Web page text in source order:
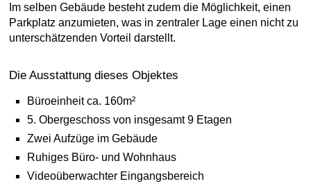
Im selben Gebäude besteht zudem die Möglichkeit, einen
Parkplatz anzumieten, was in zentraler Lage einen nicht zu
unterschätzenden Vorteil darstellt.
Die Ausstattung dieses Objektes
Büroeinheit ca. 160m²
5. Obergeschoss von insgesamt 9 Etagen
Zwei Aufzüge im Gebäude
Ruhiges Büro- und Wohnhaus
Videoüberwachter Eingangsbereich